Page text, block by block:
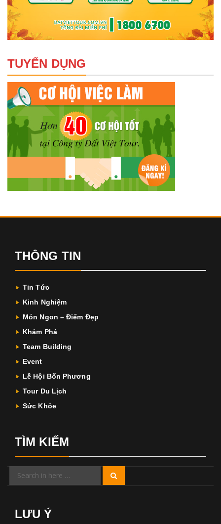
TUYỂN DỤNG
THÔNG TIN
Tin Tức
Kinh Nghiệm
Món Ngon – Điểm Đẹp
Khám Phá
Team Building
Event
Lễ Hội Bốn Phương
Tour Du Lịch
Sức Khỏe
TÌM KIẾM
Search
LƯU Ý